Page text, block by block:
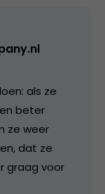
als ze
beter
ze weer
dat ze
graag voor